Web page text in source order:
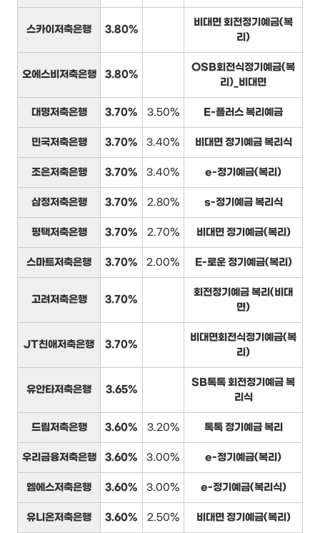
스카이저축은행 3.80%
비대면 회전정기예금(복
리)
오에스비저축은행 3.80%
OSB회전식정기예금(복
리)_비대면
대명저축은행 3.70% 3.50% E-플러스 복리예금
민국저축은행 3.70% 3.40% 비대면 정기예금 복리식
조은저축은행 3.70% 3.40% e-정기예금(복리)
삼정저축은행 3.70% 2.80% s-정기예금 복리식
평택저축은행 3.70% 2.70% 비대면 정기예금(복리)
스마트저축은행 3.70% 2.00% E-로운 정기예금(복리)
고려저축은행 3.70%
회전정기예금 복리(비대
면)
JT친애저축은행 3.70%
비대면회전식정기예금(복
리)
유안타저축은행 3.65%
SB톡톡 회전정기예금 복
리식
드림저축은행 3.60% 3.20% 톡톡 정기예금 복리
우리금융저축은행 3.60% 3.00% e-정기예금(복리)
엠에스저축은행 3.60% 3.00% e-정기예금(복리식)
유니온저축은행 3.60% 2.50% 비대면 정기예금(복리)